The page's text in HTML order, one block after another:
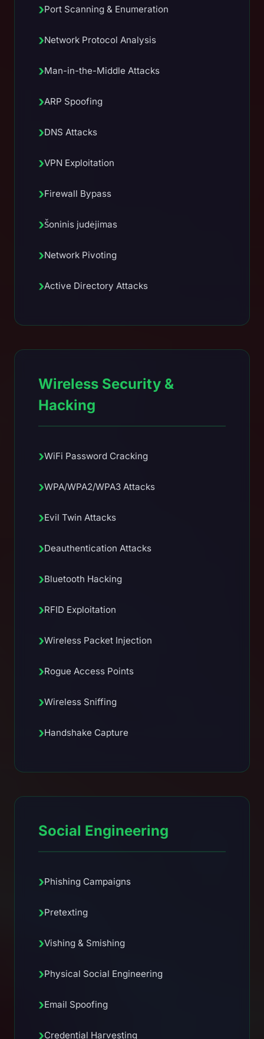
›Port Scanning & Enumeration
›Network Protocol Analysis
›Man-in-the-Middle Attacks
›ARP Spoofing
›DNS Attacks
›VPN Exploitation
›Firewall Bypass
›Šoninis judėjimas
›Network Pivoting
›Active Directory Attacks
Wireless Security &
Hacking
›WiFi Password Cracking
›WPA/WPA2/WPA3 Attacks
›Evil Twin Attacks
›Deauthentication Attacks
›Bluetooth Hacking
›RFID Exploitation
›Wireless Packet Injection
›Rogue Access Points
›Wireless Sniffing
›Handshake Capture
Social Engineering
›Phishing Campaigns
›Pretexting
›Vishing & Smishing
›Physical Social Engineering
›Email Spoofing
›Credential Harvesting